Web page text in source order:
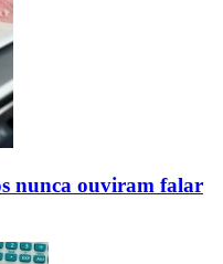
nunca ouviram falar